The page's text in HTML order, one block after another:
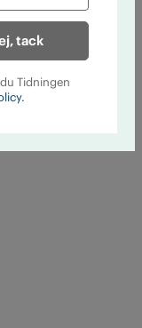
tack
Tidningen